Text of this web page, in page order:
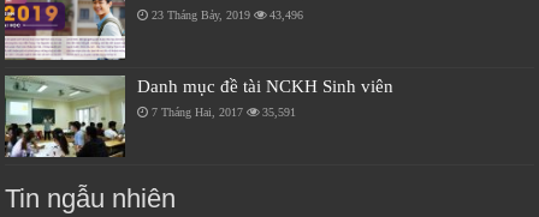
23 Tháng Bảy, 2019 43,496
Danh mục đề tài NCKH Sinh viên
7 Tháng Hai, 2017 35,591
Tin ngẫu nhiên